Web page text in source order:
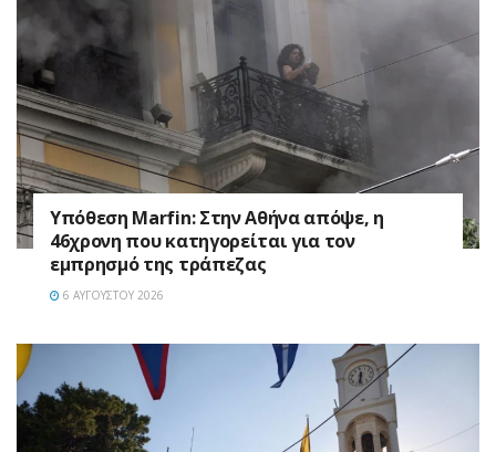
Υπόθεση Marfin: Στην Αθήνα απόψε, η
46χρονη που κατηγορείται για τον
εμπρησμό της τράπεζας
6 ΑΥΓΟΎΣΤΟΥ 2026